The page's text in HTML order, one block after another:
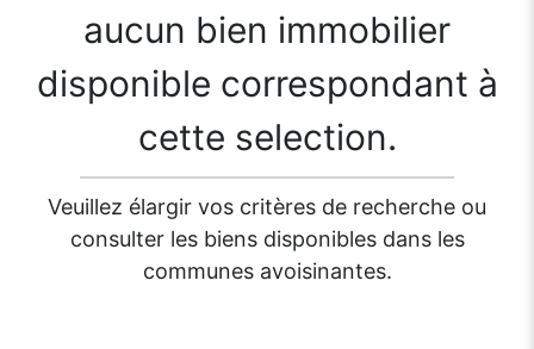
aucun bien immobilier
disponible correspondant à
cette selection.
Veuillez élargir vos critères de recherche ou
consulter les biens disponibles dans les
communes avoisinantes.